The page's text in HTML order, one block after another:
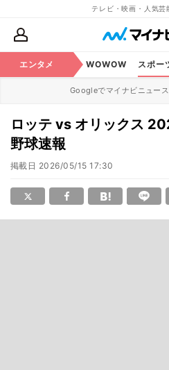
テレビ・映画・人気芸
エンタメ
・CS番組 WOWOW スポー
Googleでマイナビニュー
ロッテ vs オリックス
野球速報
掲載日 2026/05/15 17:30